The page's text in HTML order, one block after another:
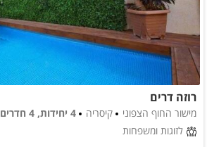
רוזה דרים
מישור החוף הצפוני קיסריה
4 יחידות, 4 חדרים
לזוגות ומשפחות